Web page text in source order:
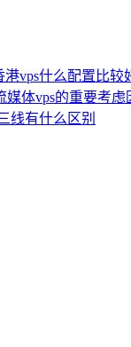
港vps什么配置比较
媒体vps的重要考虑
线有什么区别